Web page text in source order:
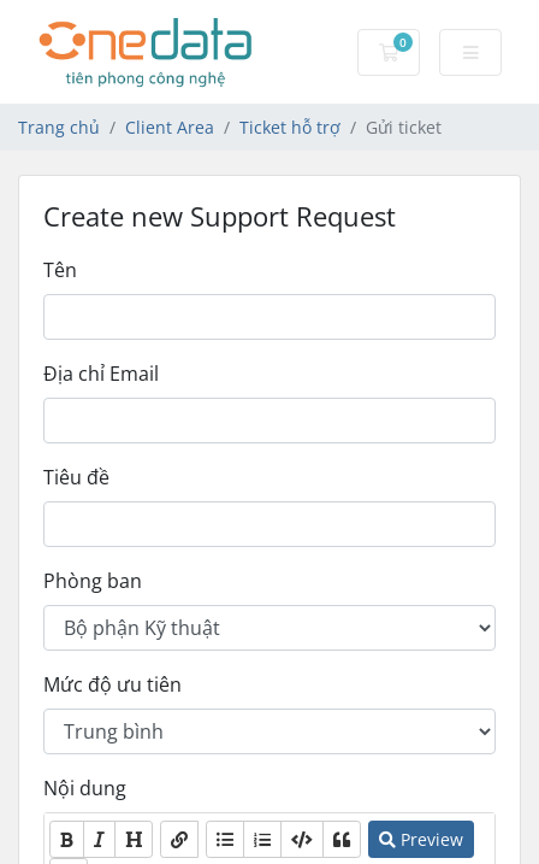
0
Giỏ hàng
Trang chủ Client Area Ticket hỗ trợ Gửi ticket
Create new Support Request
Tên
Địa chỉ Email
Tiêu đề
Phòng ban
Mức độ ưu tiên
Nội dung
Preview